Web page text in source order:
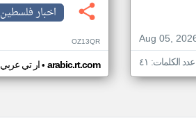
Aug 05,
عدد الكلمات: ٤١
اخبار فلسطين
OZ13QR
ار تي عربي• arabic.rt.com